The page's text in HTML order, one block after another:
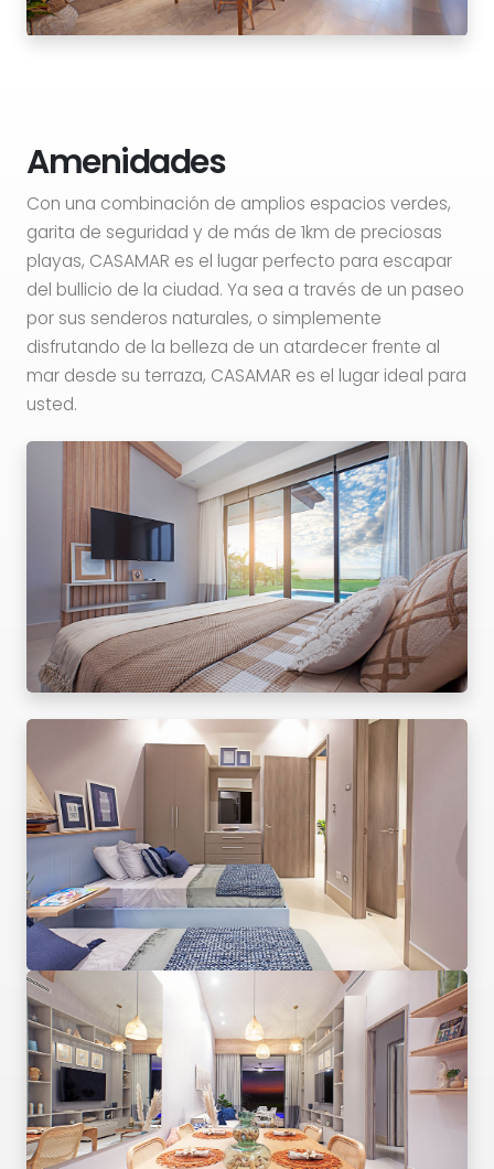
Amenidades
Con una combinación de amplios espacios verdes,
garita de seguridad y de más de 1km de preciosas
playas, CASAMAR es el lugar perfecto para escapar
del bullicio de la ciudad. Ya sea a través de un paseo
por sus senderos naturales, o simplemente
disfrutando de la belleza de un atardecer frente al
mar desde su terraza, CASAMAR es el lugar ideal para
usted.